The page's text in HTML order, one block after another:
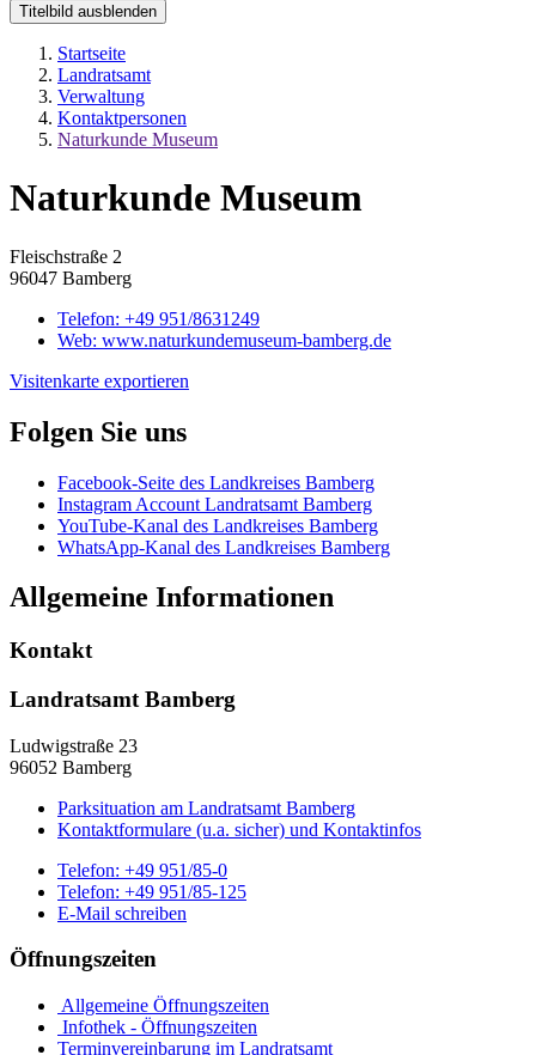
Titelbild ausblenden
Startseite
Landratsamt
Verwaltung
Kontaktpersonen
Naturkunde Museum
Naturkunde Museum
Fleischstraße 2
96047 Bamberg
Telefon: +49 951/8631249
Web: www.naturkundemuseum-bamberg.de
Visitenkarte exportieren
Folgen Sie uns
Facebook-Seite des Landkreises Bamberg
Instagram Account Landratsamt Bamberg
YouTube-Kanal des Landkreises Bamberg
WhatsApp-Kanal des Landkreises Bamberg
Allgemeine Informationen
Kontakt
Landratsamt Bamberg
Ludwigstraße 23
96052 Bamberg
Parksituation am Landratsamt Bamberg
Kontaktformulare (u.a. sicher) und Kontaktinfos
Telefon: +49 951/85-0
Telefon: +49 951/85-125
E-Mail schreiben
Öffnungszeiten
Allgemeine Öffnungszeiten
Infothek - Öffnungszeiten
Terminvereinbarung im Landratsamt